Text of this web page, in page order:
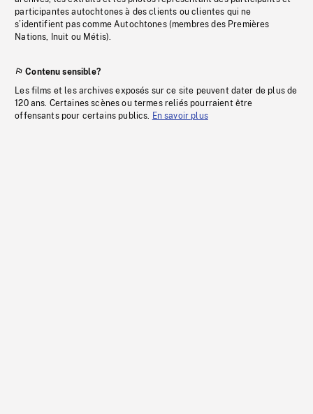
participantes autochtones à des clients ou clientes qui ne
s’identifient pas comme Autochtones (membres des Premières
Nations, Inuit ou Métis).
Contenu sensible?
Les films et les archives exposés sur ce site peuvent dater de plus de
120 ans. Certaines scènes ou termes reliés pourraient être
offensants pour certains publics. En savoir plus